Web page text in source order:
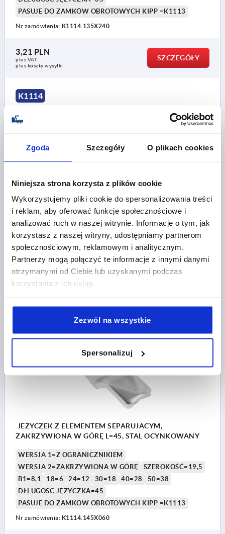
Zgoda Szczegóły O plikach cookies
Niniejsza strona korzysta z plików cookie
Wykorzystujemy pliki cookie do spersonalizowania treści
i reklam, aby oferować funkcje społecznościowe i
analizować ruch w naszej witrynie. Informacje o tym, jak
korzystasz z naszej witryny, udostępniamy partnerom
społecznościowym, reklamowym i analitycznym.
Partnerzy mogą połączyć te informacje z innymi danymi
otrzymanymi od Ciebie lub uzyskanymi podczas
korzystania z ich usług.
Zezwól na wszystkie
Spersonalizuj
PASUJE DO ZAMKÓW OBROTOWYCH KIPP =K1113
Nr zamówienia: K1114.135X240
3,21 PLN
plus VAT
plus koszty wysyłki
SZCZEGÓŁY
K1114
JEZYCZEK Z ELEMENTEM SEPARUJACYM,
ZAKRZYWIONA W GÓRĘ L=45, STAL OCYNKOWANY
WERSJA 1=Z OGRANICZNIKIEM
WERSJA 2=ZAKRZYWIONA W GÓRĘ
SZEROKOŚĆ=19,5
B1=8,1
18=4 24=10 30=16 40=26
50=36
DŁLUGOŚĆ JĘZYCZKA=45
PASUJE DO ZAMKÓW OBROTOWYCH KIPP =K1113
Nr zamówienia:K1114.145X040
plus VAT
K1114
JEZYCZEK Z ELEMENTEM SEPARUJACYM,
ZAKRZYWIONA W GÓRĘ L=45, STAL OCYNKOWANY
WERSJA 1=Z OGRANICZNIKIEM
WERSJA 2=ZAKRZYWIONA W GÓRĘ
SZEROKOŚĆ=19,5
B1=8,1
18=6 24=12 30=18 40=28
50=38
DŁLUGOŚĆ JĘZYCZKA=45
PASUJE DO ZAMKÓW OBROTOWYCH KIPP =K1113
Nr zamówienia: K1114.145X060